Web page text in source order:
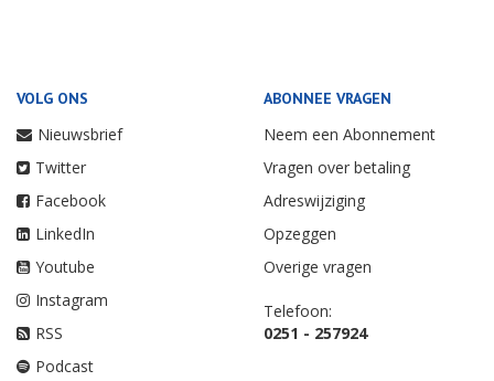
VOLG ONS
Nieuwsbrief
Twitter
Facebook
LinkedIn
Youtube
Instagram
RSS
Podcast
ABONNEE VRAGEN
Neem een Abonnement
Vragen over betaling
Adreswijziging
Opzeggen
Overige vragen
Telefoon:
0251 - 257924